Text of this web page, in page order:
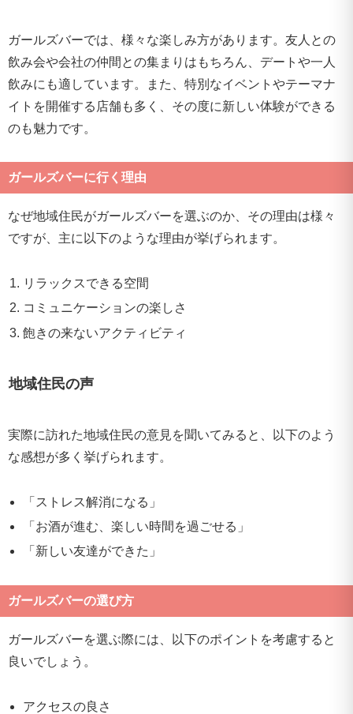
ガールズバーでは、様々な楽しみ方があります。友人との
飲み会や会社の仲間との集まりはもちろん、デートや一人
飲みにも適しています。また、特別なイベントやテーマナ
イトを開催する店舗も多く、その度に新しい体験ができる
のも魅力です。
ガールズバーに行く理由
なぜ地域住民がガールズバーを選ぶのか、その理由は様々
ですが、主に以下のような理由が挙げられます。
リラックスできる空間
コミュニケーションの楽しさ
飽きの来ないアクティビティ
地域住民の声
実際に訪れた地域住民の意見を聞いてみると、以下のよう
な感想が多く挙げられます。
「ストレス解消になる」
「お酒が進む、楽しい時間を過ごせる」
「新しい友達ができた」
ガールズバーの選び方
ガールズバーを選ぶ際には、以下のポイントを考慮すると
良いでしょう。
アクセスの良さ